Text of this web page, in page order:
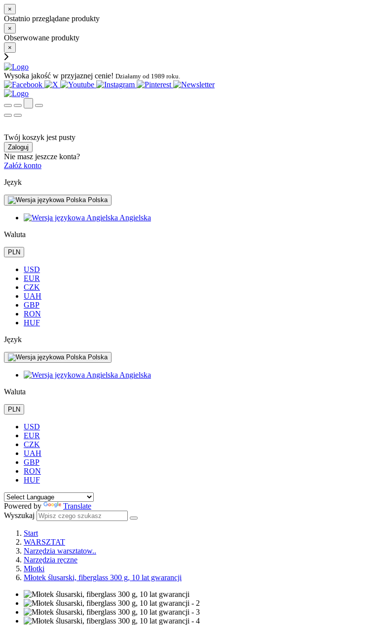
×
Ostatnio przeglądane produkty
×
Obserwowane produkty
×
Wysoka jakość w przyjaznej cenie! Działamy od 1989 roku.
Twój koszyk jest pusty
Zaloguj
Nie masz jeszcze konta?
Załóż konto
Język
Polska
Angielska
Waluta
PLN
USD
EUR
CZK
UAH
GBP
RON
HUF
Język
Polska
Angielska
Waluta
PLN
USD
EUR
CZK
UAH
GBP
RON
HUF
Powered by
Translate
Wyszukaj
Start
WARSZTAT
Narzędzia warsztatow..
Narzędzia ręczne
Młotki
Młotek ślusarski, fiberglass 300 g, 10 lat gwarancji